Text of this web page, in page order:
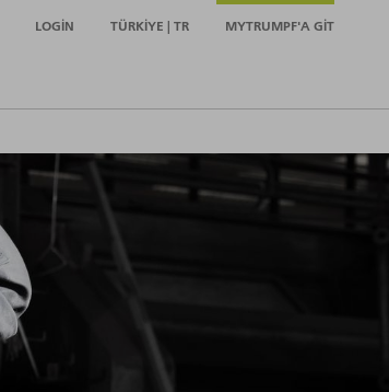
LOGIN TÜRKIYE | TR MYTRUMPF'A GIT